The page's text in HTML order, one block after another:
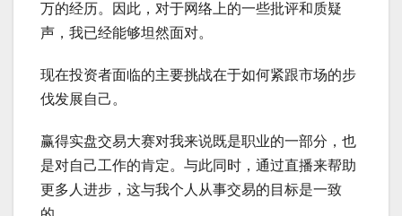
万的经历。因此，对于网络上的一些批评和质疑
声，我已经能够坦然面对。
现在投资者面临的主要挑战在于如何紧跟市场的步
伐发展自己。
赢得实盘交易大赛对我来说既是职业的一部分，也
是对自己工作的肯定。与此同时，通过直播来帮助
更多人进步，这与我个人从事交易的目标是一致